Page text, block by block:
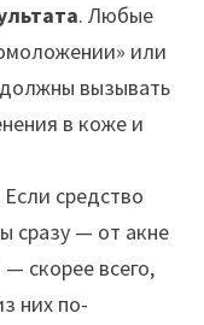
. Любые
или
вызывать
в коже и
Если средство
сразу — от акне
скорее всего,
них по-